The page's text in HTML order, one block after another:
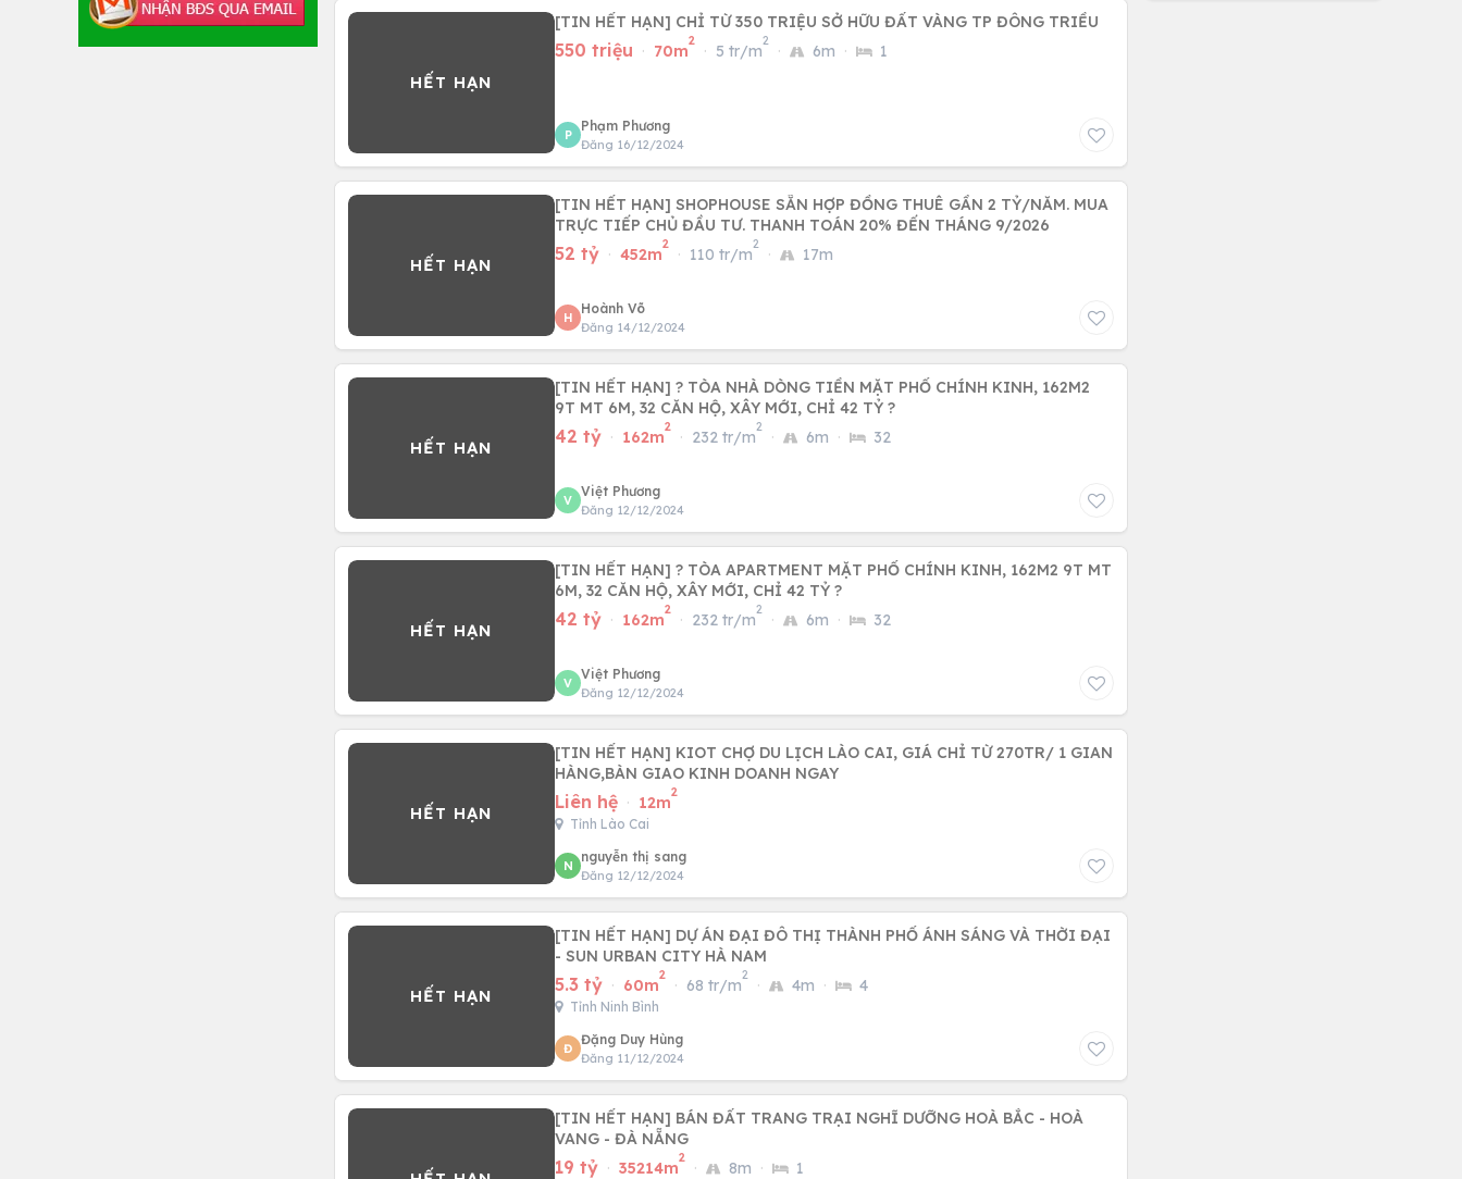
[TIN HẾT HẠN] CHỈ TỪ 350 TRIỆU SỞ HỮU ĐẤT VÀNG TP ĐÔNG TRIỀU
550 triệu · 70m
2
· 5 tr/m
2
· 6m · 1
P
Phạm Phương
Đăng 16/12/2024
[TIN HẾT HẠN] SHOPHOUSE SẴN HỢP ĐỒNG THUÊ GẦN 2 TỶ/NĂM. MUA
TRỰC TIẾP CHỦ ĐẦU TƯ. THANH TOÁN 20% ĐẾN THÁNG 9/2026
52 tỷ · 452m
2
· 110 tr/m
2
· 17m
H
Hoành Võ
Đăng 14/12/2024
[TIN HẾT HẠN] ? TÒA NHÀ DÒNG TIỀN MẶT PHỐ CHÍNH KINH, 162M2
9T MT 6M, 32 CĂN HỘ, XÂY MỚI, CHỈ 42 TỶ ?
42 tỷ · 162m
2
· 232 tr/m
2
· 6m · 32
V
Việt Phương
Đăng 12/12/2024
[TIN HẾT HẠN] ? TÒA APARTMENT MẶT PHỐ CHÍNH KINH, 162M2 9T MT
6M, 32 CĂN HỘ, XÂY MỚI, CHỈ 42 TỶ ?
42 tỷ · 162m
2
· 232 tr/m
2
· 6m · 32
V
Việt Phương
Đăng 12/12/2024
[TIN HẾT HẠN] KIOT CHỢ DU LỊCH LÀO CAI, GIÁ CHỈ TỪ 270TR/ 1 GIAN
HÀNG,BÀN GIAO KINH DOANH NGAY
Liên hệ · 12m
2
Tỉnh Lào Cai
N
nguyễn thị sang
Đăng 12/12/2024
[TIN HẾT HẠN] DỰ ÁN ĐẠI ĐÔ THỊ THÀNH PHỐ ÁNH SÁNG VÀ THỜI ĐẠI
- SUN URBAN CITY HÀ NAM
5.3 tỷ · 60m
2
· 68 tr/m
2
· 4m · 4
Tỉnh Ninh Bình
Đ
Đặng Duy Hùng
Đăng 11/12/2024
[TIN HẾT HẠN] BÁN ĐẤT TRANG TRẠI NGHĨ DƯỠNG HOÀ BẮC - HOÀ
VANG - ĐÀ NẴNG
19 tỷ · 35214m
2
· 8m · 1